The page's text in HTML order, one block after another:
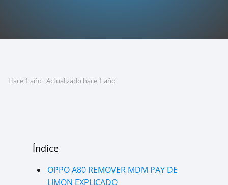
hace 1 año · Actualizado hace 1 año
Índice
OPPO A80 REMOVER MDM PAY DE
LIMON EXPLICADO